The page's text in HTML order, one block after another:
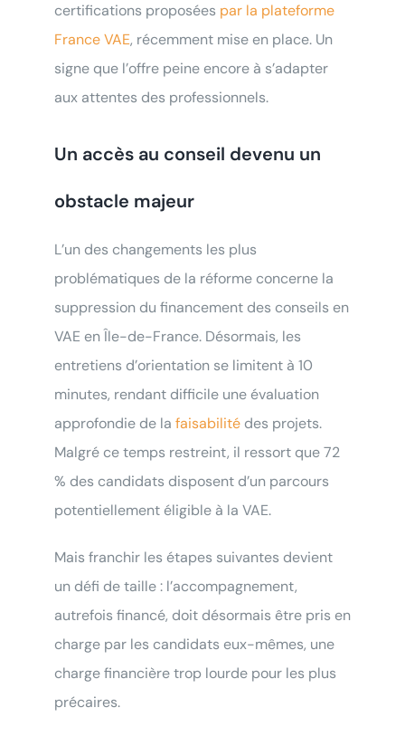
certifications proposées par la plateforme
France VAE, récemment mise en place. Un
signe que l’offre peine encore à s’adapter
aux attentes des professionnels.
Un accès au conseil devenu un
obstacle majeur
L’un des changements les plus
problématiques de la réforme concerne la
suppression du financement des conseils en
VAE en Île-de-France. Désormais, les
entretiens d’orientation se limitent à 10
minutes, rendant difficile une évaluation
approfondie de la faisabilitédes projets.
Malgré ce temps restreint, il ressort que 72
% des candidats disposent d’un parcours
potentiellement éligible à la VAE.
Mais franchir les étapes suivantes devient
un défi de taille : l’accompagnement,
autrefois financé, doit désormais être pris en
charge par les candidats eux-mêmes, une
charge financière trop lourde pour les plus
précaires.